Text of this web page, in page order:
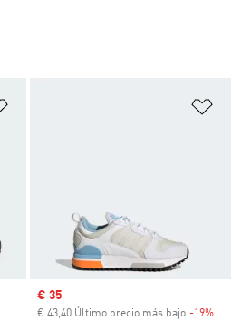
Precio de venta
€ 35
€ 43,40 Último precio más bajo -19%